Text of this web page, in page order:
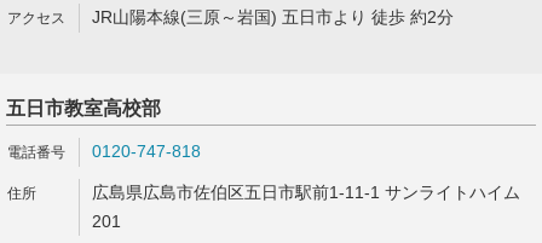
JR山陽本線(三原～岩国) 五日市より 徒歩 約2分
五日市教室高校部
0120-747-818
広島県広島市佐伯区五日市駅前1-11-1 サンライトハイム
201